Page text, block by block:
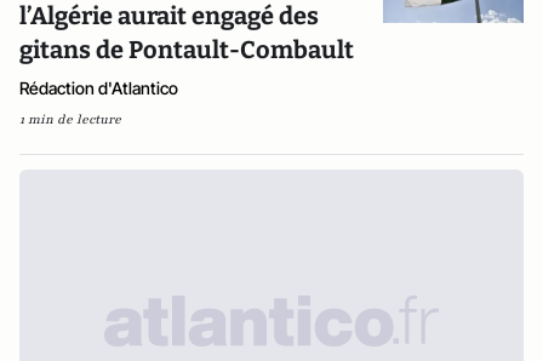
l’Algérie aurait engagé des
gitans de Pontault-Combault
Rédaction d'Atlantico
1 min de lecture